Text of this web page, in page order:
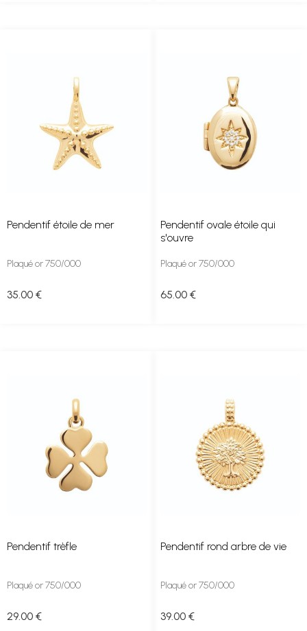
Pendentif étoile de mer
Plaqué or 750/000
35 .00 €
Pendentif ovale étoile qui
s'ouvre
Plaqué or 750/000
65 .00 €
Pendentif trèfle
Plaqué or 750/000
29.00 €
Pendentif rond arbre de vie
Plaqué or 750/000
39.00 €